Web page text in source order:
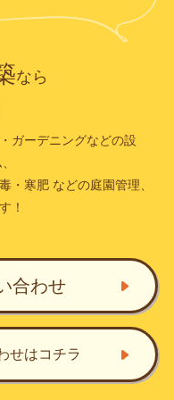
なら
ガーデニングなどの設
・寒肥などの庭園管理、
！
合わせ
せはコチラ